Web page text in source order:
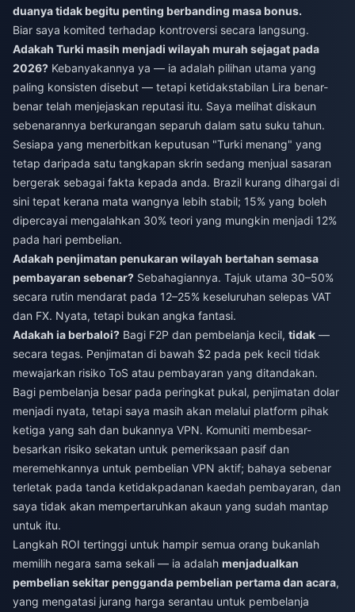
duanya tidak begitu penting berbanding masa bonus.
Biar saya komited terhadap kontroversi secara langsung.
Adakah Turki masih menjadi wilayah murah sejagat pada
2026? Kebanyakannya ya — ia adalah pilihan utama yang
paling konsisten disebut — tetapi ketidakstabilan Lira benar-
benar telah menjejaskan reputasi itu. Saya melihat diskaun
sebenarannya berkurangan separuh dalam satu suku tahun.
Sesiapa yang menerbitkan keputusan "Turki menang" yang
tetap daripada satu tangkapan skrin sedang menjual sasaran
bergerak sebagai fakta kepada anda. Brazil kurang dihargai di
sini tepat kerana mata wangnya lebih stabil; 15% yang boleh
dipercayai mengalahkan 30% teori yang mungkin menjadi 12%
pada hari pembelian.
Adakah penjimatan penukaran wilayah bertahan semasa
pembayaran sebenar? Sebahagiannya. Tajuk utama 30–50%
secara rutin mendarat pada 12–25% keseluruhan selepas VAT
dan FX. Nyata, tetapi bukan angka fantasi.
Adakah ia berbaloi? Bagi F2P dan pembelanja kecil, tidak —
secara tegas. Penjimatan di bawah $2 pada pek kecil tidak
mewajarkan risiko ToS atau pembayaran yang ditandakan.
Bagi pembelanja besar pada peringkat pukal, penjimatan dolar
menjadi nyata, tetapi saya masih akan melalui platform pihak
ketiga yang sah dan bukannya VPN. Komuniti membesar-
besarkan risiko sekatan untuk pemeriksaan pasif dan
meremehkannya untuk pembelian VPN aktif; bahaya sebenar
terletak pada tanda ketidakpadanan kaedah pembayaran, dan
saya tidak akan mempertaruhkan akaun yang sudah mantap
untuk itu.
Langkah ROI tertinggi untuk hampir semua orang bukanlah
memilih negara sama sekali — ia adalah menjadualkan
pembelian sekitar pengganda pembelian pertama dan acara,
yang mengatasi jurang harga serantau untuk pembelanja